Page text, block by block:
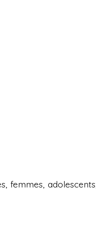
femmes,